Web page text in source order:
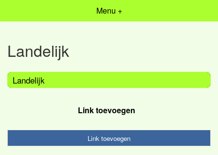
Menu +
Landelijk
Landelijk
Link toevoegen
Link toevoegen